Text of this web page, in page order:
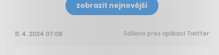
zobrazit nejnovější
11. 4. 2024 07:08 Sdíleno přes aplikaci Twitter